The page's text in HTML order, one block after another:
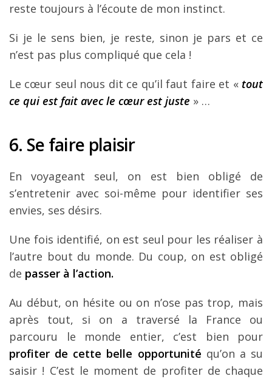
reste toujours à l’écoute de mon instinct.
Si je le sens bien, je reste, sinon je pars et ce
n’est pas plus compliqué que cela !
Le cœur seul nous dit ce qu’il faut faire et « tout
ce qui est fait avec le cœur est juste » …
6. Se faire plaisir
En voyageant seul, on est bien obligé de
s’entretenir avec soi-même pour identifier ses
envies, ses désirs.
Une fois identifié, on est seul pour les réaliser à
l’autre bout du monde. Du coup, on est obligé
de passer à l’action.
Au début, on hésite ou on n’ose pas trop, mais
après tout, si on a traversé la France ou
parcouru le monde entier, c’est bien pour
profiter de cette belle opportunité qu’on a su
saisir ! C’est le moment de profiter de chaque